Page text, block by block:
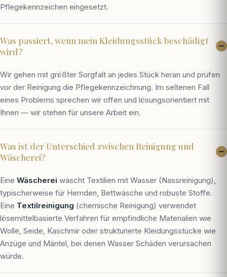
Pflegekennzeichen eingesetzt.
Was passiert, wenn mein Kleidungsstück beschädigt
wird?
Wir gehen mit größter Sorgfalt an jedes Stück heran und prüfen
vor der Reinigung die Pflegekennzeichnung. Im seltenen Fall
eines Problems sprechen wir offen und lösungsorientiert mit
Ihnen — wir stehen für unsere Arbeit ein.
Was ist der Unterschied zwischen Reinigung und
Wäscherei?
Eine Wäscherei wäscht Textilien mit Wasser (Nassreinigung),
typischerweise für Hemden, Bettwäsche und robuste Stoffe.
Eine Textilreinigung (chemische Reinigung) verwendet
lösemittelbasierte Verfahren für empfindliche Materialien wie
Wolle, Seide, Kaschmir oder strukturierte Kleidungsstücke wie
Anzüge und Mäntel, bei denen Wasser Schäden verursachen
würde.